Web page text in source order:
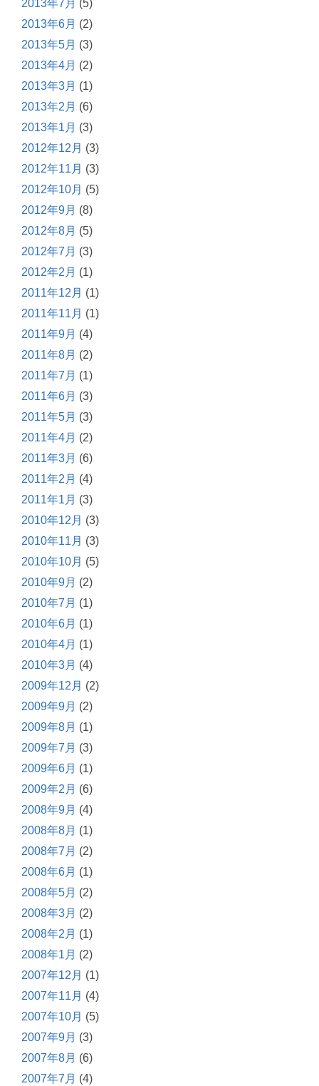
2013年7月 (5)
2013年6月 (2)
2013年5月 (3)
2013年4月 (2)
2013年3月 (1)
2013年2月 (6)
2013年1月 (3)
2012年12月 (3)
2012年11月 (3)
2012年10月 (5)
2012年9月 (8)
2012年8月 (5)
2012年7月 (3)
2012年2月 (1)
2011年12月 (1)
2011年11月 (1)
2011年9月 (4)
2011年8月 (2)
2011年7月 (1)
2011年6月 (3)
2011年5月 (3)
2011年4月 (2)
2011年3月 (6)
2011年2月 (4)
2011年1月 (3)
2010年12月 (3)
2010年11月 (3)
2010年10月 (5)
2010年9月 (2)
2010年7月 (1)
2010年6月 (1)
2010年4月 (1)
2010年3月 (4)
2009年12月 (2)
2009年9月 (2)
2009年8月 (1)
2009年7月 (3)
2009年6月 (1)
2009年2月 (6)
2008年9月 (4)
2008年8月 (1)
2008年7月 (2)
2008年6月 (1)
2008年5月 (2)
2008年3月 (2)
2008年2月 (1)
2008年1月 (2)
2007年12月 (1)
2007年11月 (4)
2007年10月 (5)
2007年9月 (3)
2007年8月 (6)
2007年7月 (4)